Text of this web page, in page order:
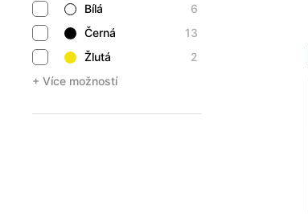
Bílá
6
Černá
13
Žlutá
2
+ Více možností